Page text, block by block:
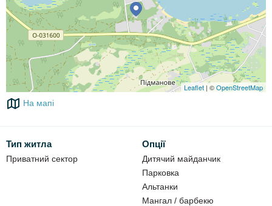
До ваших послуг:
мангали;
альтанки;
парковка;
місце для приготування юшки.
Leaflet | ©OpenStreetMap
На мапі
Тип житла
Приватний сектор
Опції
Дитячий майданчик
Парковка
Альтанки
Мангал / барбекю